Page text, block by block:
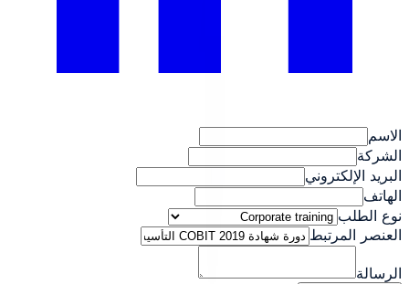
الاسم
الشركة
البريد الإلكتروني
الهاتف
نوع الطلب
العنصر المرتبط
الرسالة